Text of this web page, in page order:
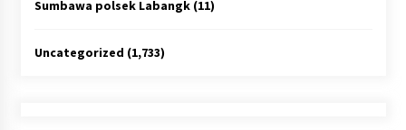
Sumbawa polsek Labangk(11)
Uncategorized (1,733)